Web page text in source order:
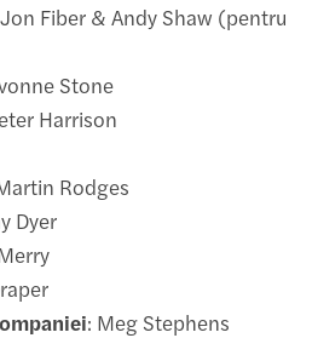
Fiber & Andy Shaw (pentru
Stone
Harrison
Rodges
Dyer
: Meg Stephens